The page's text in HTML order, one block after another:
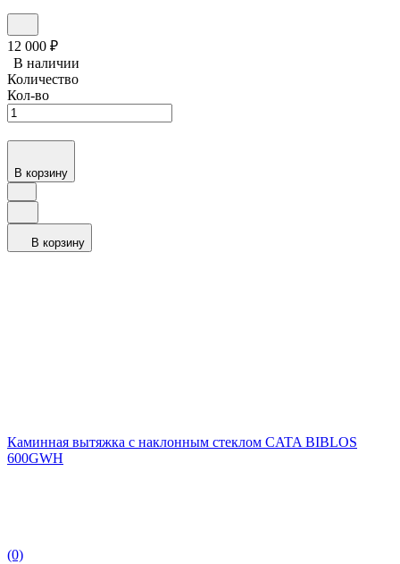
12 000 ₽
В наличии
Количество
Кол-во
В корзину
В корзину
Каминная вытяжка с наклонным стеклом CATA BIBLOS
600GWH
(0)